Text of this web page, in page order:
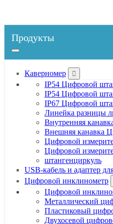
Продукты
Каверномер
IP54 Цифровой
IP54 Цифровой
IP67 Цифровой
Линейка разницы
Внутренняя
Внешняя канавка
Цифровой
Цифровой
штангенциркуль
USB-кабель и адаптер
Цифровой инклинометр
Цифровой
Металлический
Пластиковый
Двухосевой